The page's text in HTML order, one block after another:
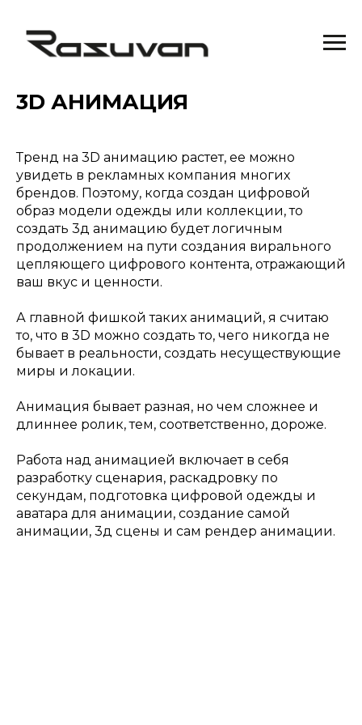
3D АНИМАЦИЯ
Тренд на 3D анимацию растет, ее можно
увидеть в рекламных компания многих
брендов. Поэтому, когда создан цифровой
образ модели одежды или коллекции, то
создать 3д анимацию будет логичным
продолжением на пути создания вирального
цепляющего цифрового контента, отражающий
ваш вкус и ценности.
А главной фишкой таких анимаций, я считаю
то, что в 3D можно создать то, чего никогда не
бывает в реальности, создать несуществующие
миры и локации.
Анимация бывает разная, но чем сложнее и
длиннее ролик, тем, соответственно, дороже.
Работа над анимацией включает в себя
разработку сценария, раскадровку по
секундам, подготовка цифровой одежды и
аватара для анимации, создание самой
анимации, 3д сцены и сам рендер анимации.